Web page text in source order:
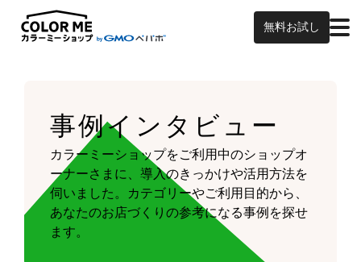
無料お試し
事例インタビュー
カラーミーショップをご利用中のショップオ
ーナーさまに、導入のきっかけや活用方法を
伺いました。 カテゴリーやご利用目的から、
あなたのお店づくりの参考になる事例を探せ
ます。